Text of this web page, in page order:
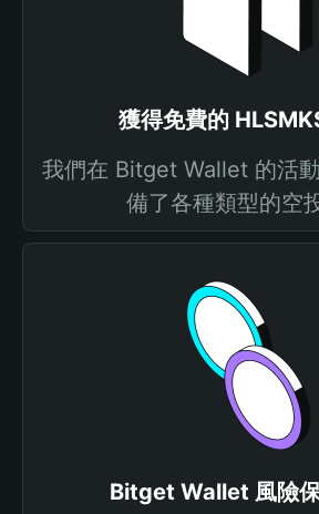
獲得免費的
我們在 Bitget Wallet 的活
備了各種類型的空
Bitget Wallet 風險